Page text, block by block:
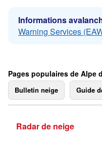
Informations
Warning Services
Pages populaires de Alpe
Bulletin neige Guide
Radar de neige